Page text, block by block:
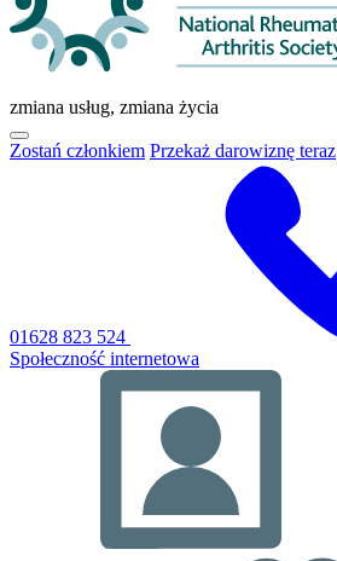
zmiana usług, zmiana życia
Kliknij,
aby
Zostań członkiem Przekaż darowiznę teraz
01628 823 524
Społeczność internetowa